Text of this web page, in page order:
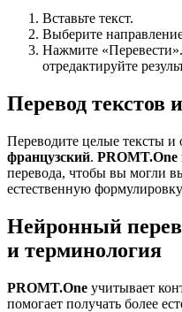
Вставьте текст.
Выберите
Нажмите
отредактируйте
Перевод текстов
Переводите целые тексты и
французский. PROMT.One
перевода, чтобы вы могли
естественную
Нейронный
и терминология
PROMT.One учитывает
помогает получать более